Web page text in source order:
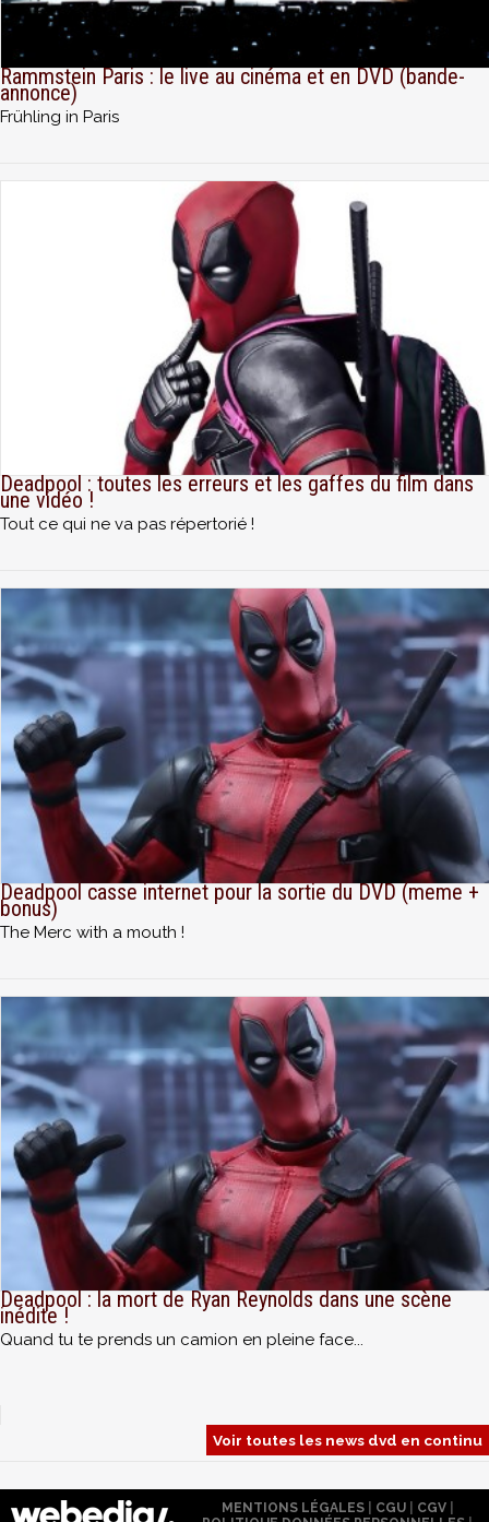
Rammstein Paris : le live au cinéma et en DVD (bande-
annonce)
Frühling in Paris
Deadpool : toutes les erreurs et les gaffes du film dans
une vidéo !
Tout ce qui ne va pas répertorié !
Deadpool casse internet pour la sortie du DVD (meme +
bonus)
The Merc with a mouth !
Deadpool : la mort de Ryan Reynolds dans une scène
inédite !
Quand tu te prends un camion en pleine face...
Voir toutes les news dvd en continu
MENTIONS LÉGALES| CGU| CGV|